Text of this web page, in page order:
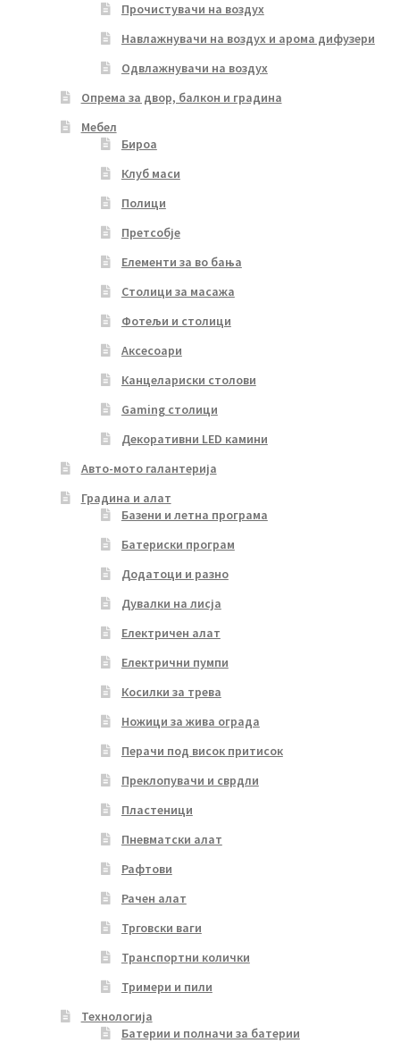
Прочистувачи на воздух
Навлажнувачи на воздух и арома дифузери
Одвлажнувачи на воздух
Опрема за двор, балкон и градина
Мебел
Бироа
Клуб маси
Полици
Претсобје
Елементи за во бања
Столици за масажа
Фотељи и столици
Аксесоари
Канцелариски столови
Gaming столици
Декоративни LED камини
Авто-мото галантерија
Градина и алат
Базени и летна програма
Батериски програм
Додатоци и разно
Дувалки на лисја
Електричен алат
Електрични пумпи
Косилки за трева
Ножици за жива ограда
Перачи под висок притисок
Преклопувачи и сврдли
Пластеници
Пневматски алат
Рафтови
Рачен алат
Трговски ваги
Транспортни колички
Тримери и пили
Технологија
Батерии и полначи за батерии